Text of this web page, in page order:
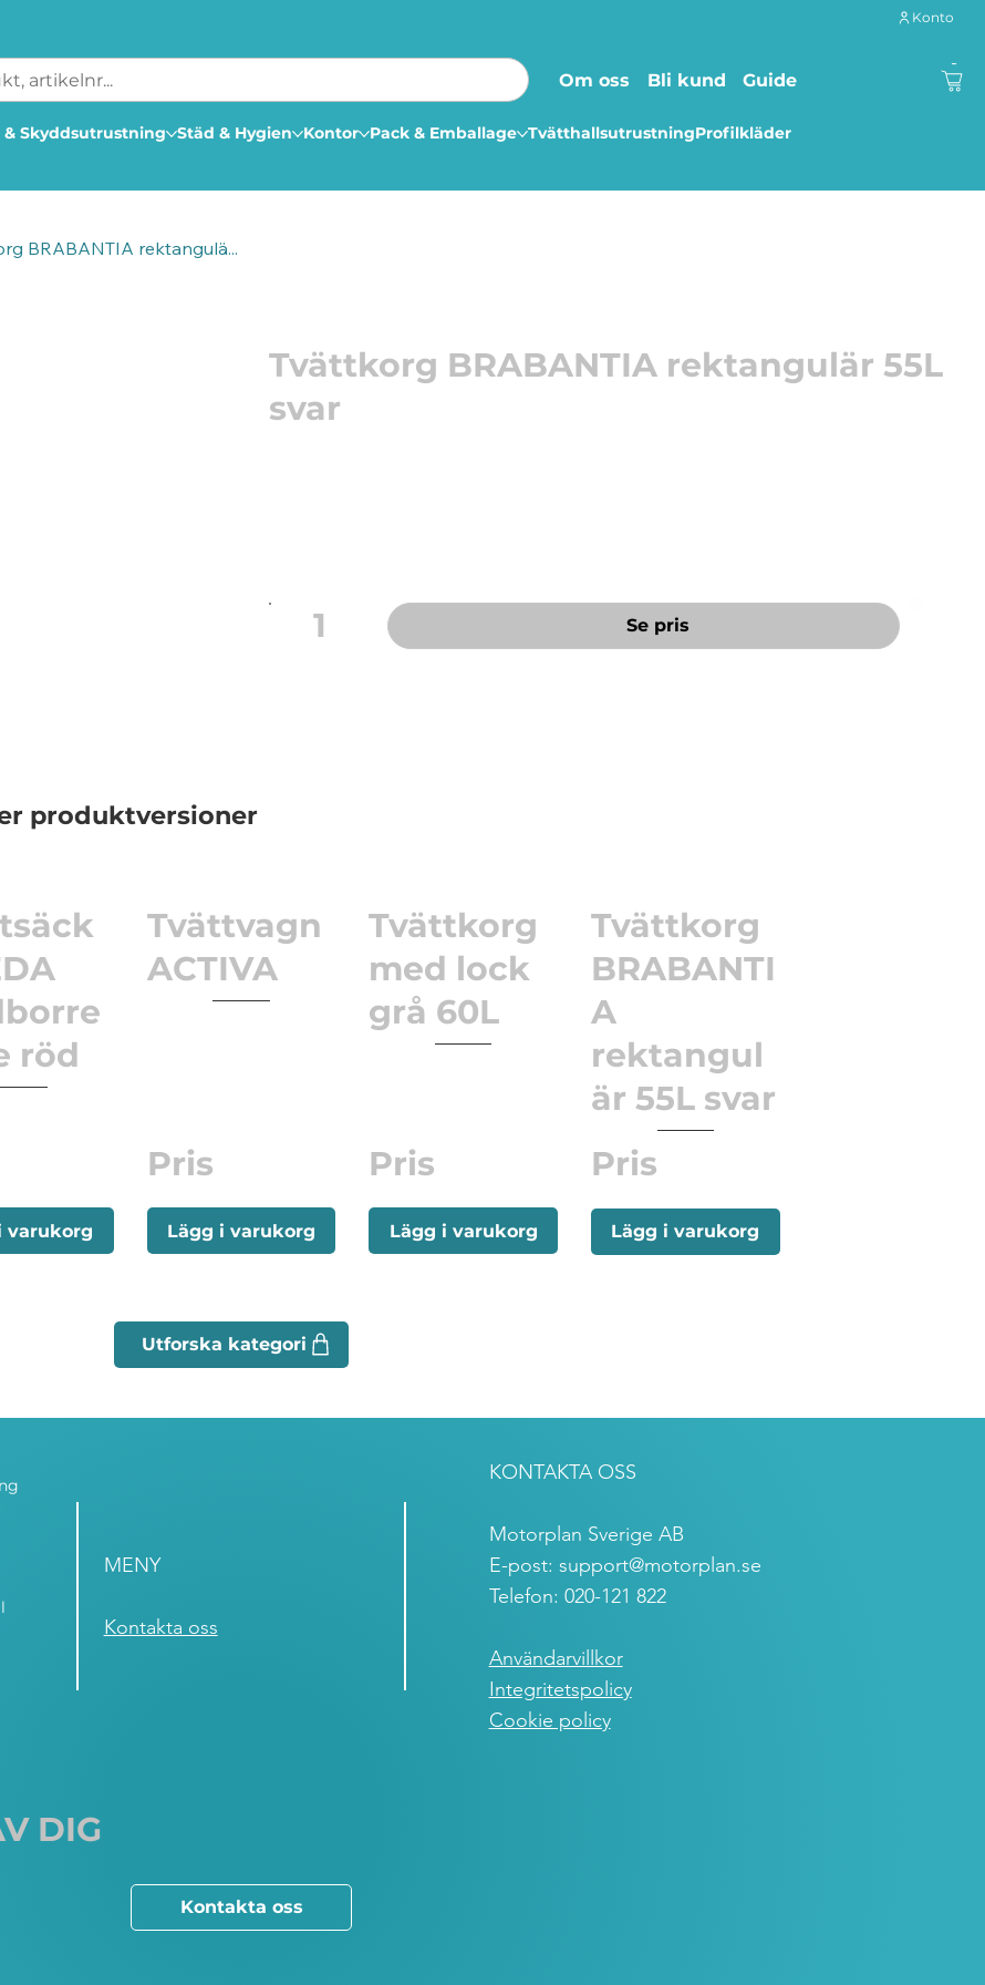
Konto
Om oss Bli kund Guide
-
Skyddsutrustning Städ & Hygien Kontor Pack & Emballage TvätthallsutrustningProfilkläder
BRABANTIA rektangulä...
Tvättkorg BRABANTIA rektangulär 55L
svar
1 Se pris
produktversioner
röd
varukorg
Tvättvagn
ACTIVA
Pris
Lägg i varukorg
Tvättkorg
med lock
grå 60L
Pris
Lägg i varukorg
Tvättkorg
BRABANTI
A
rektangul
är 55L svar
Pris
Lägg i varukorg
MENY
Kontakta oss
KONTAKTA OSS
Motorplan Sverige AB
E-post: support@motorplan.se
Telefon: 020-121 822
Användarvillkor
Integritetspolicy
Cookie policy
DIG
Kontakta oss